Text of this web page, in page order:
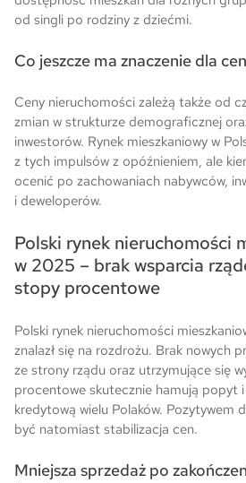
od singli po rodziny z dziećmi.
Co jeszcze ma znaczenie dla
Ceny nieruchomości zależą także od
zmian w strukturze demograficznej
inwestorów. Rynek mieszkaniowy w
z tych impulsów z opóźnieniem, ale
ocenić po zachowaniach nabywców,
i deweloperów.
Polski rynek nieruchomości
w 2025 – brak wsparcia
stopy procentowe
Polski rynek nieruchomości
znalazł się na rozdrożu. Brak nowych
ze strony rządu oraz utrzymujące się
procentowe skutecznie hamują popyt
kredytową wielu Polaków. Pozytywem
być natomiast stabilizacja cen.
Mniejsza sprzedaż po